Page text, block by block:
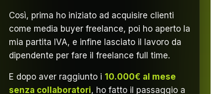
Così, prima ho iniziato ad acquisire clienti
come media buyer freelance, poi ho aperto la
mia partita IVA, e infine lasciato il lavoro da
dipendente per fare il freelance full time.
E dopo aver raggiunto i 10.000€ al mese
senza collaboratori, ho fatto il passaggio a